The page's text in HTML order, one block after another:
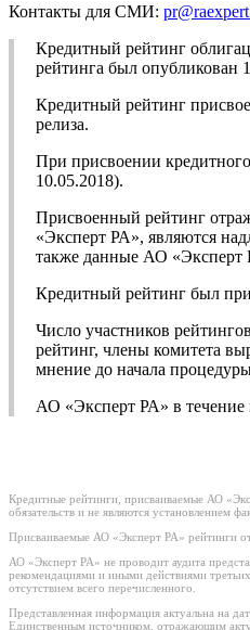
Контакты для СМИ:
Кредитный рейтинг
рейтинга был опубликован
Кредитный рейтинг
релиза.
При присвоении
10.05.2018).
Присвоенный рейтинг
«Эксперт РА», являются
также данные АО «Эксперт
Кредитный рейтинг был
Число участников
рейтинг, члены комитета
мнение до начала
АО «Эксперт РА» в
Кредитные рейтинги, присваиваемые АО
обязательств и не являются установлением
Присваиваемые АО «Эксперт РА» рейтинги
АО «Эксперт РА» не проводит аудита
рекомендациями и иными действиями
отсутствием всего перечисленного.
Представленная информация актуальна на
Единственным источником, отражающим